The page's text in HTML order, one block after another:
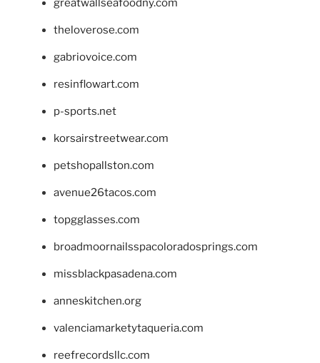
greatwallseafoodny.com
theloverose.com
gabriovoice.com
resinflowart.com
p-sports.net
korsairstreetwear.com
petshopallston.com
avenue26tacos.com
topgglasses.com
broadmoornailsspacoloradosprings.com
missblackpasadena.com
anneskitchen.org
valenciamarketytaqueria.com
reefrecordsllc.com